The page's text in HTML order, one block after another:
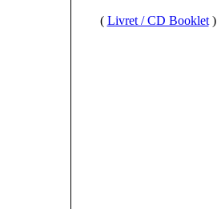
( Livret / CD Booklet)